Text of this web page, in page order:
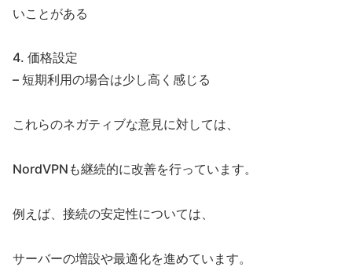
いことがある
4. 価格設定
– 短期利用の場合は少し高く感じる
これらのネガティブな意見に対しては、
NordVPNも継続的に改善を行っています。
例えば、接続の安定性については、
サーバーの増設や最適化を進めています。